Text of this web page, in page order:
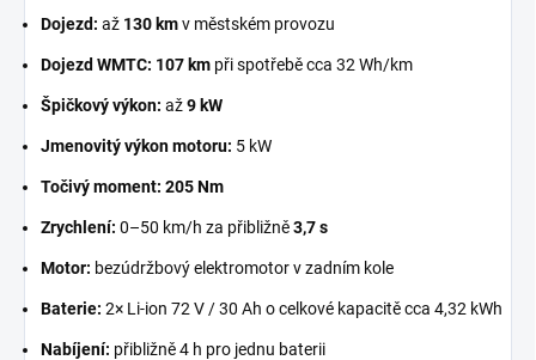
Dojezd: až 130 kmv městském provozu
Dojezd WMTC: 107 kmpři spotřebě cca 32 Wh/km
Špičkový výkon: až9 kW
Jmenovitý výkon motoru: 5 kW
Točivý moment: 205 Nm
Zrychlení: 0–50 km/h za přibližně3,7 s
Motor: bezúdržbový elektromotor v zadním kole
Baterie: 2× Li-ion 72 V / 30 Ah o celkové kapacitě cca 4,32 kWh
Nabíjení: přibližně4 h pro jednu baterii